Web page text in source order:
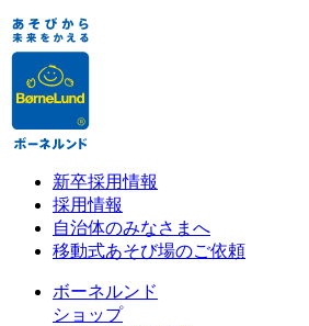
新卒採用情報
採用情報
自治体のみなさまへ
移動式あそび場のご依頼
ボーネルンド
ショップ